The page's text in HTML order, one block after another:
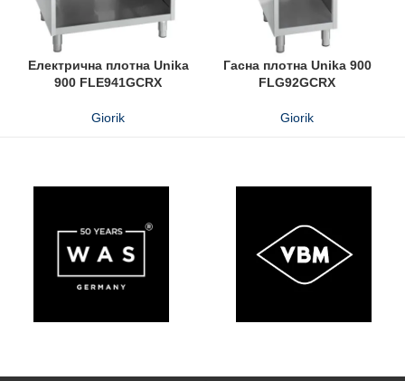
Електрична плотна Unika
900 FLE941GCRX
Giorik
Гасна плотна Unika 900
FLG92GCRX
Giorik